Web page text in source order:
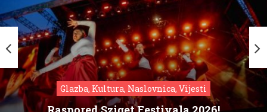
Glazba, Kultura, Naslovnica, Vijesti
Raspored Sziget Festivala 2026!